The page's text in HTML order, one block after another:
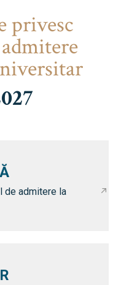
privesc
de admitere la